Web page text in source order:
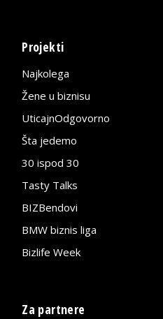
Projekti
Najkolega
Žene u biznisu
UticajnOdgovorno
Šta jedemo
30 ispod 30
Tasty Talks
BIZBendovi
BMW biznis liga
Bizlife Week
Za partnere